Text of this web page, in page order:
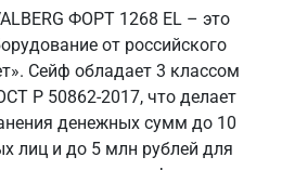
ФОРТ 1268 EL – это
от российского
Сейф обладает 3 классом
Р 50862-2017, что делает
денежных сумм до 10
лиц и до 5 млн рублей для